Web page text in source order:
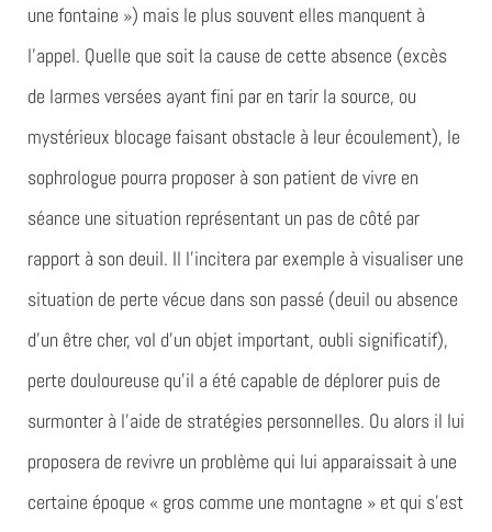
une fontaine ») mais le plus souvent elles manquent à
l’appel. Quelle que soit la cause de cette absence (excès
de larmes versées ayant fini par en tarir la source, ou
mystérieux blocage faisant obstacle à leur écoulement), le
sophrologue pourra proposer à son patient de vivre en
séance une situation représentant un pas de côté par
rapport à son deuil. Il l’incitera par exemple à visualiser une
situation de perte vécue dans son passé (deuil ou absence
d’un être cher, vol d’un objet important, oubli significatif),
perte douloureuse qu’il a été capable de déplorer puis de
surmonter à l’aide de stratégies personnelles. Ou alors il lui
proposera de revivre un problème qui lui apparaissait à une
certaine époque « gros comme une montagne » et qui s’est